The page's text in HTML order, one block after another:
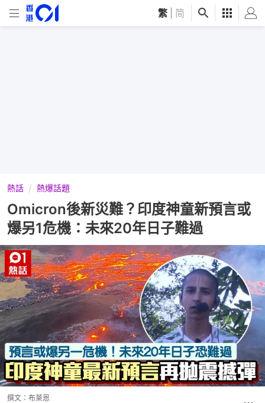
繁 简
熱話 熱爆話題
Omicron後新災難？印度神童新預言或
爆另1危機：未來20年日子難過
撰文： 布萊恩